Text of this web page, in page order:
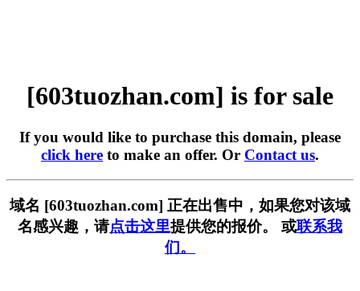
[603tuozhan.com] is for sale
If you would like to purchase this domain, please
click here to make an offer. Or Contact us.
域名 [603tuozhan.com] 正在出售中，如果您对该域
名感兴趣，请点击这里提供您的报价。 或联系我
们。